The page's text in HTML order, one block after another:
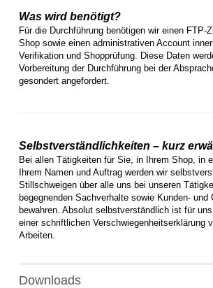
Was wird benötigt?
Für die Durchführung benötigen wir einen FTP-
Shop sowie einen administrativen Account
Verifikation und Shopprüfung. Diese Daten
Vorbereitung der Durchführung bei der
gesondert angefordert.
Selbstverständlichkeiten – kurz
Bei allen Tätigkeiten für Sie, in Ihrem Shop, in
Ihrem Namen und Auftrag werden wir
Stillschweigen über alle uns bei unseren
begegnenden Sachverhalte sowie Kunden- und
bewahren. Absolut selbstverständlich ist für
einer schriftlichen Verschwiegenheitserklärung
Arbeiten.
Downloads